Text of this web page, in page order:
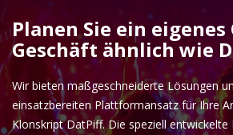
Planen Sie ein
Geschäft ähnlich wie
Wir bieten maßgeschneiderte Lösungen
einsatzbereiten Plattformansatz für Ihre
Klonskript DatPiff. Die speziell entwickelte